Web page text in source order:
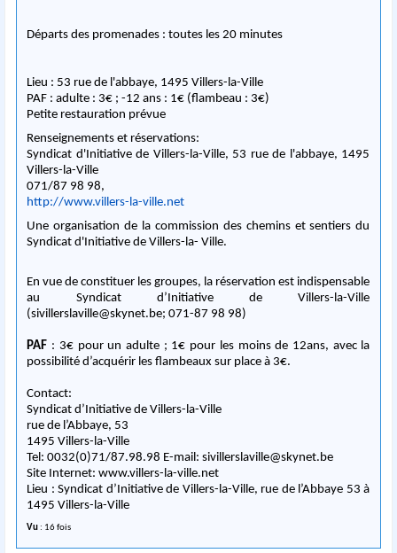
Départs des promenades : toutes les 20 minutes
Lieu : 53 rue de l'abbaye, 1495 Villers-la-Ville
PAF : adulte : 3€ ; -12 ans : 1€ (flambeau : 3€)
Petite restauration prévue
Renseignements et réservations:
Syndicat d'Initiative de Villers-la-Ville, 53 rue de l'abbaye, 1495
Villers-la-Ville
071/87 98 98,
http://www.villers-la-ville.net
Une organisation de la commission des chemins et sentiers du
Syndicat d'Initiative de Villers-la- Ville.
En vue de constituer les groupes, la réservation est indispensable
au Syndicat d’Initiative de Villers-la-Ville
(sivillerslaville@skynet.be; 071-87 98 98)
PAF : 3€ pour un adulte ; 1€ pour les moins de 12ans, avec la
possibilité d’acquérir les flambeaux sur place à 3€.
Contact:
Syndicat d’Initiative de Villers-la-Ville
rue de l’Abbaye, 53
1495 Villers-la-Ville
Tel: 0032(0)71/87.98.98 E-mail:sivillerslaville@skynet.be
Site Internet: www.villers-la-ville.net
Lieu : Syndicat d’Initiative de Villers-la-Ville, rue de l’Abbaye 53 à
1495 Villers-la-Ville
Vu : 16 fois